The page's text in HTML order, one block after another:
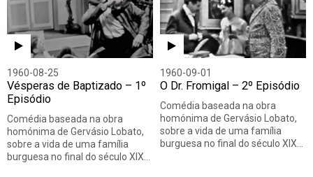
1960-08-25
Vésperas de Baptizado – 1º
Episódio
Comédia baseada na obra
homónima de Gervásio Lobato,
sobre a vida de uma família
burguesa no final do século XIX…
1960-09-01
O Dr. Fromigal – 2º Episódio
Comédia baseada na obra
homónima de Gervásio Lobato,
sobre a vida de uma família
burguesa no final do século XIX…